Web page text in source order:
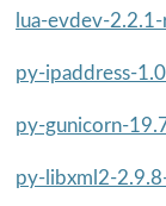
lua-evdev-
py-ipaddress-
py-gunicorn-
py-libxml2-